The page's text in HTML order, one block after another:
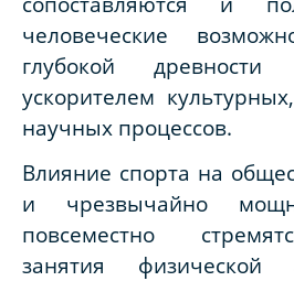
человеческие
глубокой
ускорителем
научных процессов.
Влияние спорта на
и чрезвычайно
повсеместно
занятия физической